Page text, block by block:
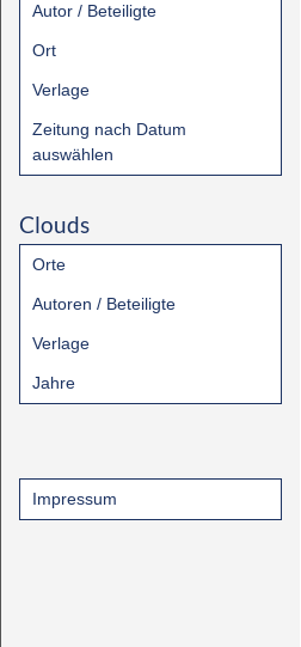
Autor / Beteiligte
Ort
Verlage
Zeitung nach Datum
auswählen
Clouds
Orte
Autoren / Beteiligte
Verlage
Jahre
Impressum